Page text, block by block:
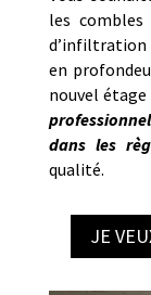
les combles
d’infiltration
en
nouvel
dans les
qualité.
JE